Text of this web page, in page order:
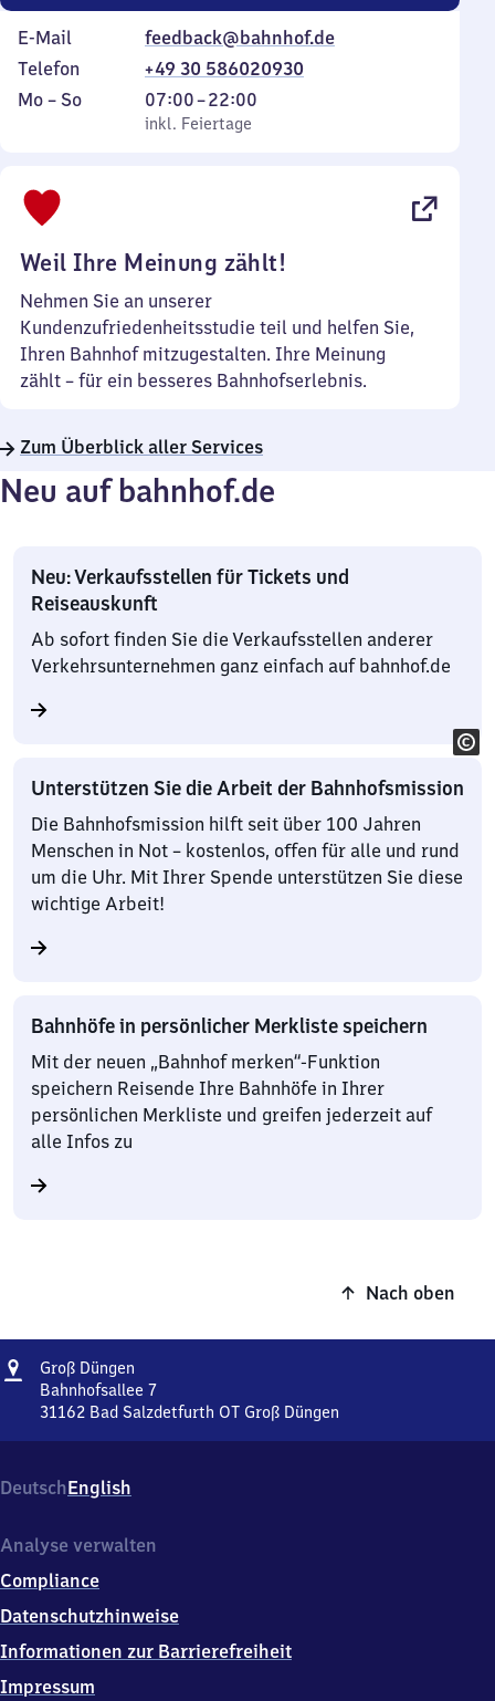
E-Mail
feedback@bahnhof.de
Telefon
+49 30 586020930
Montag
Mo – So,
inkl. Feiertage
07:00–22:00
Von
7
inkl. Feiertage
Weil Ihre Meinung zählt!
Nehmen Sie an unserer
Kundenzufriedenheitsstudie teil und helfen Sie,
Ihren Bahnhof mitzugestalten. Ihre Meinung
zählt – für ein besseres Bahnhofserlebnis.
Zum Überblick aller Services
Neu auf bahnhof.de
Neu: Verkaufsstellen für Tickets und
Reiseauskunft
Ab sofort finden Sie die Verkaufsstellen anderer
Verkehrsunternehmen ganz einfach auf bahnhof.de
Unterstützen Sie die Arbeit der Bahnhofsmission
Die Bahnhofsmission hilft seit über 100 Jahren
Menschen in Not – kostenlos, offen für alle und rund
um die Uhr. Mit Ihrer Spende unterstützen Sie diese
wichtige Arbeit!
Bahnhöfe in persönlicher Merkliste speichern
Mit der neuen „Bahnhof merken“-Funktion
speichern Reisende Ihre Bahnhöfe in Ihrer
persönlichen Merkliste und greifen jederzeit auf
alle Infos zu
Nach oben
Adresse
Groß Düngen
Düngen
Bahnhofsallee 7
31162 Bad Salzdetfurth OT Groß Düngen
Bahnhofsallee
7,
1
6
2
Salzdetfurth
OT
DeutschEnglish
Analyse verwalten
Compliance
Datenschutzhinweise
Informationen zur Barrierefreiheit
Impressum